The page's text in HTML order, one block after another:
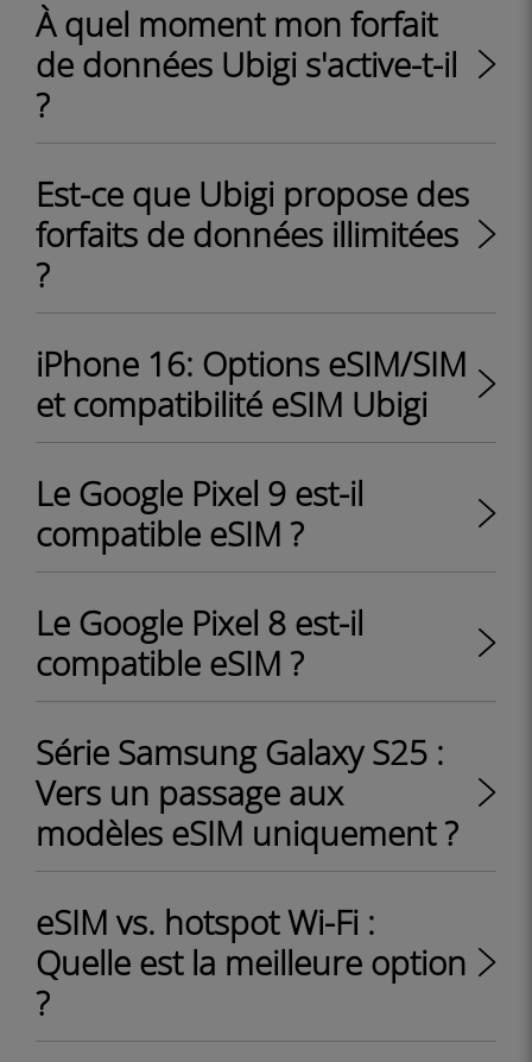
À quel moment mon forfait
de données Ubigi s'active-t-il
?
Est-ce que Ubigi propose des
forfaits de données illimitées
?
iPhone 16: Options eSIM/SIM
et compatibilité eSIM Ubigi
Le Google Pixel 9 est-il
compatible eSIM ?
Le Google Pixel 8 est-il
compatible eSIM ?
Série Samsung Galaxy S25 :
Vers un passage aux
modèles eSIM uniquement ?
eSIM vs. hotspot Wi-Fi :
Quelle est la meilleure option
?